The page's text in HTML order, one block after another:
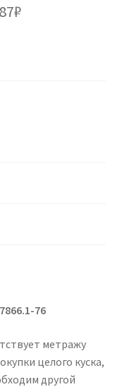
76
метражу
целого куска,
другой